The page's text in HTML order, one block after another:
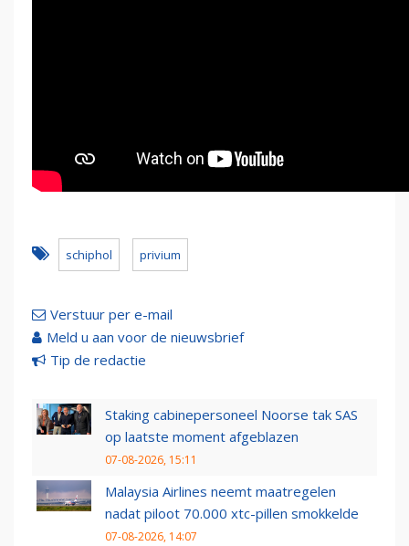
schiphol privium
Verstuur per e-mail
Meld u aan voor de nieuwsbrief
Tip de redactie
Staking cabinepersoneel Noorse tak SAS
op laatste moment afgeblazen
07-08-2026, 15:11
Malaysia Airlines neemt maatregelen
nadat piloot 70.000 xtc-pillen smokkelde
07-08-2026, 14:07